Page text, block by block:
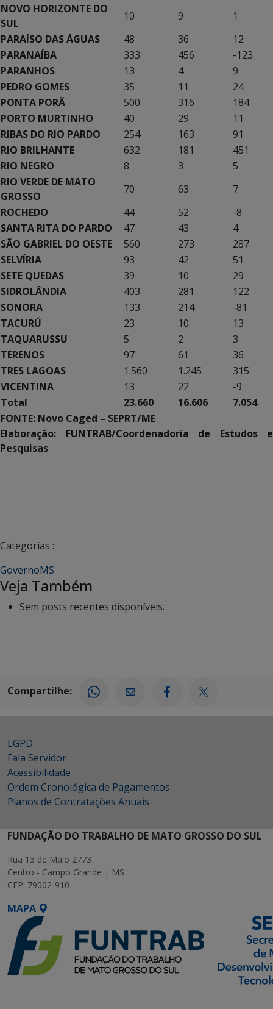
NOVO HORIZONTE DO
SUL
10 9
1
PARAÍSO DAS ÁGUAS
48 36
12
PARANAÍBA
333 456
-123
PARANHOS
13 4
9
PEDRO GOMES
35 11
24
PONTA PORÃ
500 316
184
PORTO MURTINHO
40 29
11
RIBAS DO RIO PARDO
254 163
91
RIO BRILHANTE
632 181
451
RIO NEGRO
8 3
5
RIO VERDE DE MATO
GROSSO
70 63
7
ROCHEDO
44 52
-8
SANTA RITA DO PARDO
47 43
4
SÃO GABRIEL DO OESTE
560 273
287
SELVÍRIA
93 42
51
SETE QUEDAS
39 10
29
SIDROLÂNDIA
403 281
122
SONORA
133 214
-81
TACURÚ
23 10
13
TAQUARUSSU
5 2
3
TERENOS
97 61
36
TRES LAGOAS
1.560 1.245
315
VICENTINA
13 22
-9
Total
23.660 16.606
7.054
FONTE: Novo Caged – SEPRT/ME
Elaboração: FUNTRAB/Coordenadoria de Estudos e
Pesquisas
Categorias :
GovernoMS
Veja Também
Sem posts recentes disponíveis.
Compartilhe:
LGPD
Fala Servidor
Acessibilidade
Ordem Cronológica de Pagamentos
Planos de Contratações Anuais
FUNDAÇÃO DO TRABALHO DE MATO GROSSO DO SUL
Rua 13 de Maio 2773
Centro - Campo Grande | MS
CEP: 79002-910
MAPA